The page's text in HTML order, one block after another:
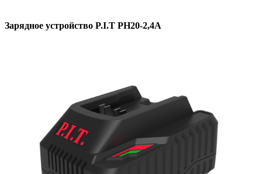
Зарядное устройство P.I.T PH20-2,4A